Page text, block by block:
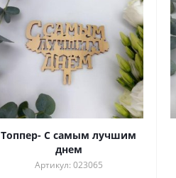
Топпер- С самым лучшим
днем
Артикул: 023065